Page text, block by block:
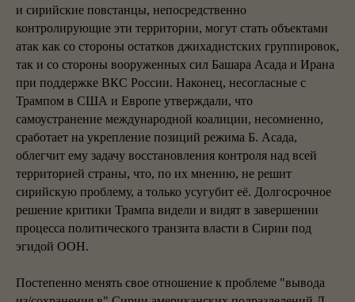
и сирийские повстанцы, непосредственно
контролирующие эти территории, могут стать объектами
атак как со стороны остатков джихадистских группировок,
так и со стороны вооруженных сил Башара Асада и Ирана
при поддержке ВКС России. Наконец, несогласные с
Трампом в США и Европе утверждали, что
самоустранение международной коалиции, несомненно,
сработает на укрепление позиций режима Б. Асада,
облегчит ему задачу восстановления контроля над всей
территорией страны, что, по их мнению, не решит
сирийскую проблему, а только усугубит её. Долгосрочное
решение критики Трампа видели и видят в завершении
процесса политического транзита власти в Сирии под
эгидой ООН.
Постепенно менять свое отношение к проблеме "вывода